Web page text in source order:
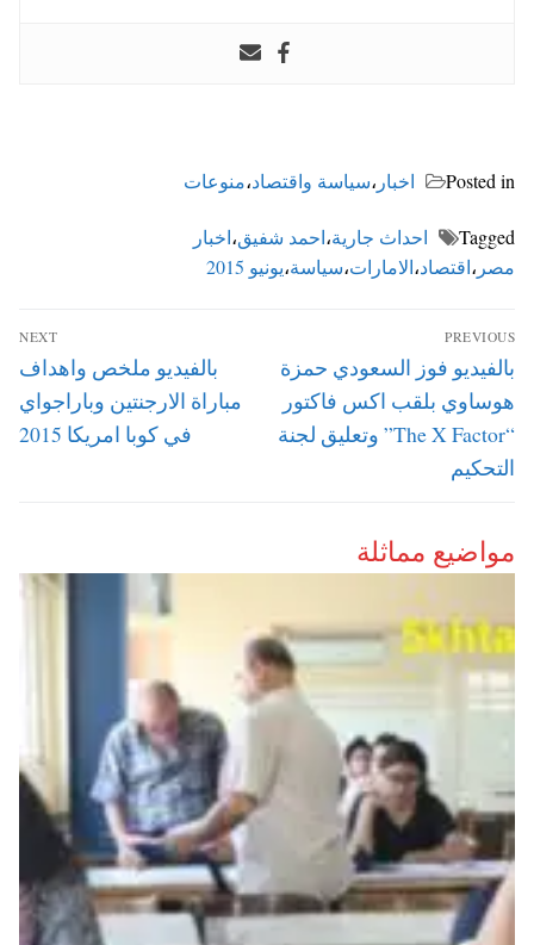
Posted in اخبار ،سياسة واقتصاد،منوعات
Tagged احداث جارية،احمد شفيق،اخبار
مصر ،اقتصاد،الامارات،سياسة،يونيو 2015
تصفّح
المقالات
PREVIOUS
Previous
post:
بالفيديو فوز السعودي حمزة
هوساوي بلقب اكس فاكتور
“The X Factor” وتعليق لجنة
التحكيم
NEXT
Next
post:
بالفيديو ملخص واهداف
مباراة الارجنتين وباراجواي
في كوبا امريكا 2015
مواضيع مماثلة